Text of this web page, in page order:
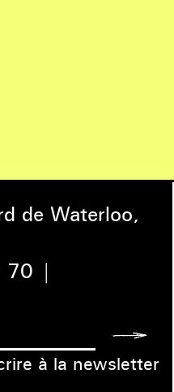
de Waterloo,
70 |
à la newsletter